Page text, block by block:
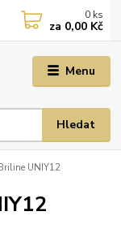
Menu
Hledat
0 ks
za 0,00 Kč
UNIY12